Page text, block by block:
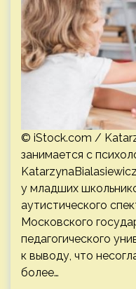
© iStock.com /
занимается с
у младших
аутистического
Московского
педагогического
к выводу, что
более…